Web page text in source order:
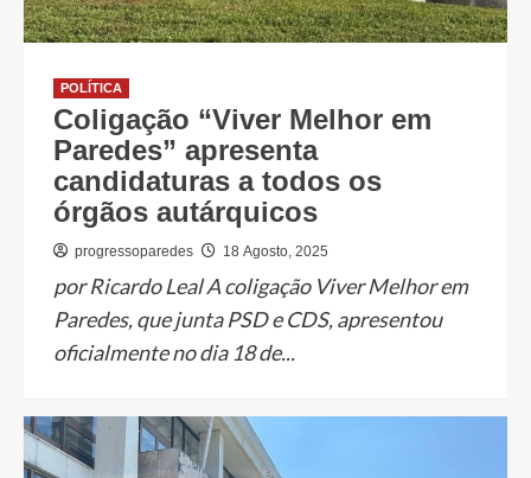
POLÍTICA
Coligação “Viver Melhor em
Paredes” apresenta
candidaturas a todos os
órgãos autárquicos
progressoparedes 18 Agosto, 2025
por Ricardo Leal A coligação Viver Melhor em
Paredes, que junta PSD e CDS, apresentou
oficialmente no dia 18 de...